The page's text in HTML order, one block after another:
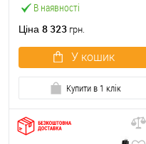
В наявності
штангою 1200 мм червона
Ціна 8 323 грн.
У кошик
Купити в 1 клік